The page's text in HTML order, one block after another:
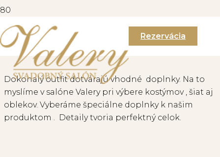
Rezervácia
DOPLNKY
Dokonalý outfit dotvárajú vhodné doplnky. Na to
myslíme v salóne Valery pri výbere kostýmov , šiat aj
oblekov. Vyberáme špeciálne doplnky k našim
produktom . Detaily tvoria perfektný celok.